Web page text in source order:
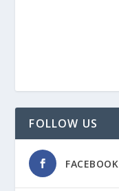
FOLLOW US
FACEBOOK